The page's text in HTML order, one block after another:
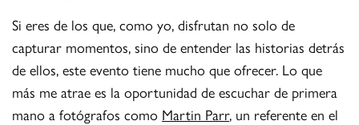
Si eres de los que, como yo, disfrutan no solo de
capturar momentos, sino de entender las historias detrás
de ellos, este evento tiene mucho que ofrecer. Lo que
más me atrae es la oportunidad de escuchar de primera
mano a fotógrafos como Martin Parr, un referente en el